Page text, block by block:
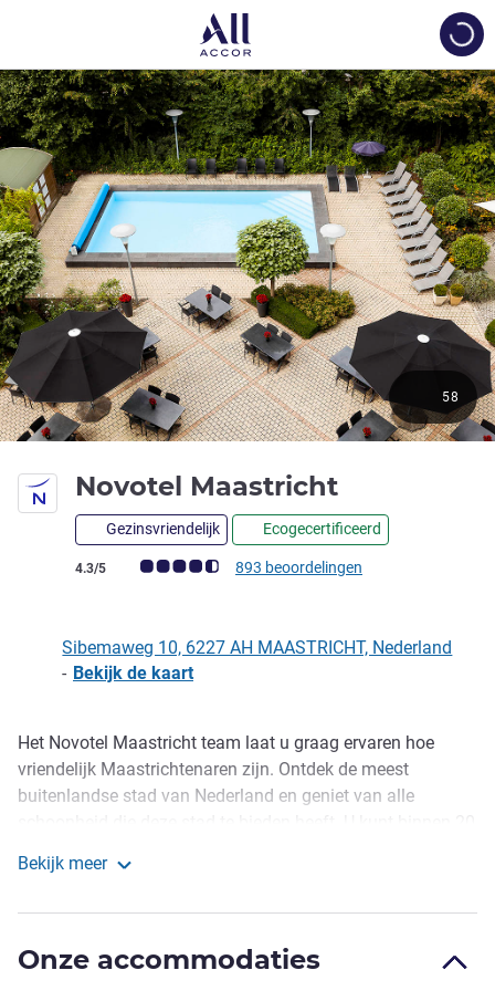
Novotel Maastricht
Gezinsvriendelijk Ecogecertificeerd
Avis-klantbeoordeling (ALL beoordeling)
4.3/5 893 beoordelingen
58
Sibemaweg 10, 6227 AH MAASTRICHT, Nederland
- Bekijk de kaart
Omschrijving
Het Novotel Maastricht team laat u graag ervaren hoe
vriendelijk Maastrichtenaren zijn. Ontdek de meest
buitenlandse stad van Nederland en geniet van alle
Maastricht, een nieuw wandelpad naast het hotel. Novotel
Valkenburg aan de Geul, maar ook de Voerstreek en Kanne
Bekijk meer
Onze accommodaties